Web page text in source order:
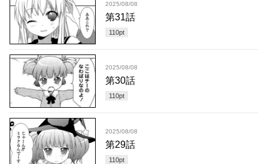
2025/08/08
第31話
110pt
2025/08/08
第30話
110pt
2025/08/08
第29話
110pt